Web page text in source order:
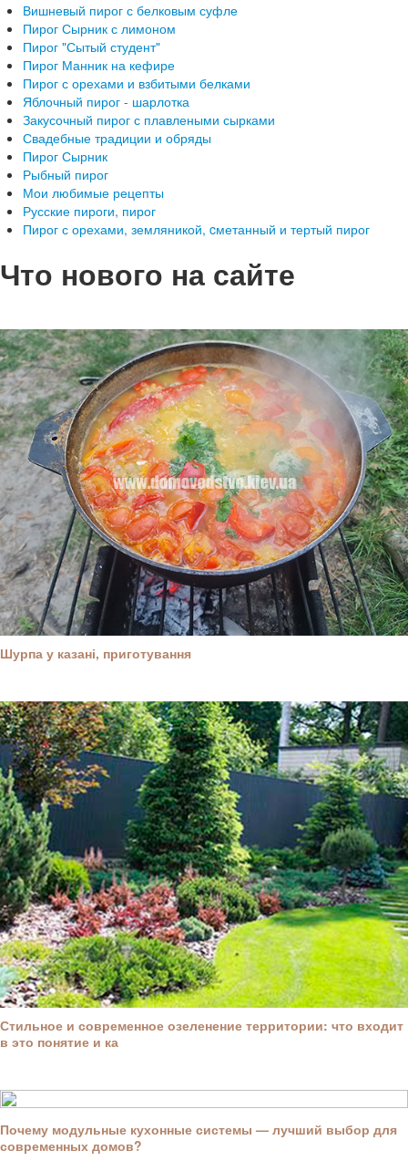
Вишневый пирог с белковым суфле
Пирог Сырник с лимоном
Пирог "Сытый студент"
Пирог Манник на кефире
Пирог с орехами и взбитыми белками
Яблочный пирог - шарлотка
Закусочный пирог с плавлеными сырками
Свадебные традиции и обряды
Пирог Сырник
Рыбный пирог
Мои любимые рецепты
Русские пироги, пирог
Пирог с орехами, земляникой, cметанный и тертый пирог
Что нового на сайте
Шурпа у казані, приготування
Стильное и современное озеленение территории: что входит
в это понятие и ка
Почему модульные кухонные системы — лучший выбор для
современных домов?